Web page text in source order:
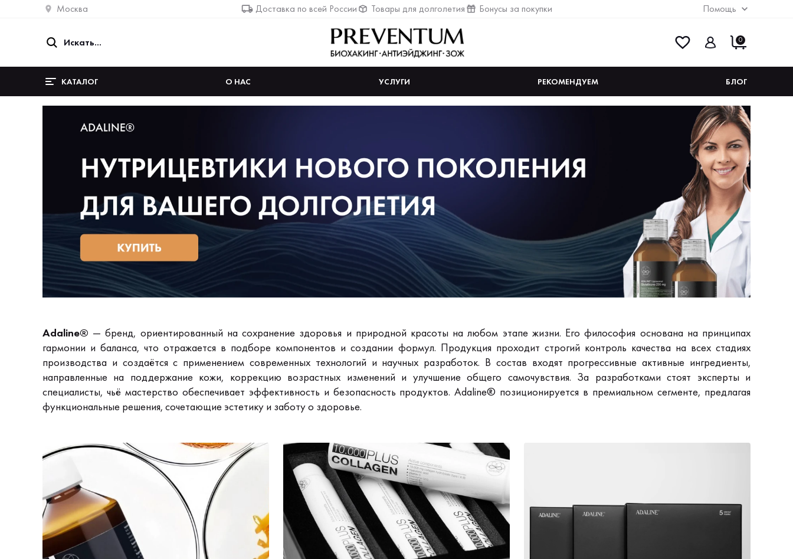
Москва Доставка по всей России Товары для долголетия Бонусы за покупки Помощь
0
КАТАЛОГ О НАС УСЛУГИ РЕКОМЕНДУЕМ БЛОГ
Adaline® — бренд, ориентированный на сохранение здоровья и природной красоты на любом этапе жизни. Его философия основана на принципах
гармонии и баланса, что отражается в подборе компонентов и создании формул. Продукция проходит строгий контроль качества на всех стадиях
производства и создаётся с применением современных технологий и научных разработок. В состав входят прогрессивные активные ингредиенты,
направленные на поддержание кожи, коррекцию возрастных изменений и улучшение общего самочувствия. За разработками стоят эксперты и
специалисты, чьё мастерство обеспечивает эффективность и безопасность продуктов. Adaline® позиционируется в премиальном сегменте, предлагая
функциональные решения, сочетающие эстетику и заботу о здоровье.